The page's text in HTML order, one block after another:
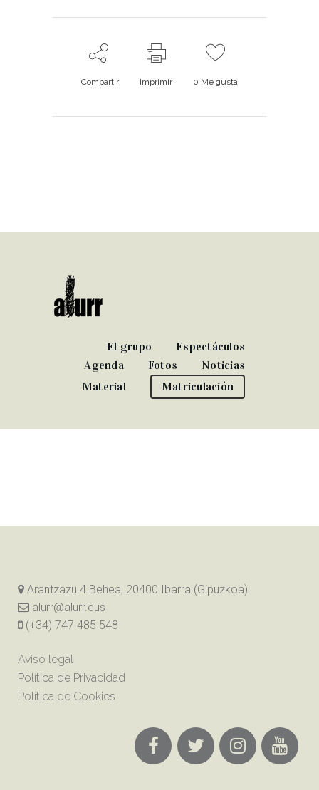
Compartir Imprimir 0 Me gusta
El grupo
Espectáculos
Agenda
Fotos
Noticias
Material
Matriculación
Arantzazu 4 Behea, 20400 Ibarra (Gipuzkoa)
alurr@alurr.eus
(+34) 747 485 548
Aviso legal
Política de Privacidad
Política de Cookies